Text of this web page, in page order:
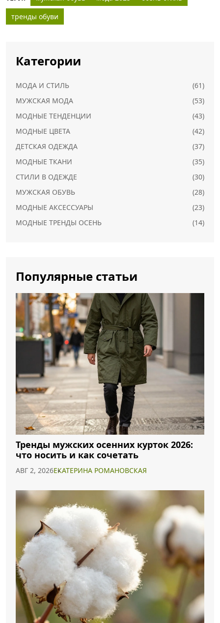
тренды обуви
Категории
МОДА И СТИЛЬ
(61)
МУЖСКАЯ МОДА
(53)
МОДНЫЕ ТЕНДЕНЦИИ
(43)
МОДНЫЕ ЦВЕТА
(42)
ДЕТСКАЯ ОДЕЖДА
(37)
МОДНЫЕ ТКАНИ
(35)
СТИЛИ В ОДЕЖДЕ
(30)
МУЖСКАЯ ОБУВЬ
(28)
МОДНЫЕ АКСЕССУАРЫ
(23)
МОДНЫЕ ТРЕНДЫ ОСЕНЬ
(14)
Популярные статьи
Тренды мужских осенних курток 2026:
что носить и как сочетать
АВГ 2, 2026ЕКАТЕРИНА РОМАНОВСКАЯ